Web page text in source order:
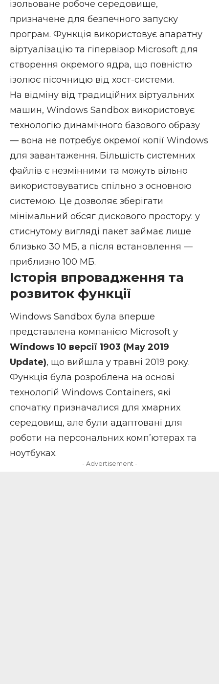
ізольоване робоче середовище,
призначене для безпечного запуску
програм. Функція використовує апаратну
віртуалізацію та гіпервізор Microsoft для
створення окремого ядра, що повністю
ізолює пісочницю від хост-системи.
На відміну від традиційних віртуальних
машин, Windows Sandbox використовує
технологію динамічного базового образу
— вона не потребує окремої копії Windows
для завантаження. Більшість системних
файлів є незмінними та можуть вільно
використовуватись спільно з основною
системою. Це дозволяє зберігати
мінімальний обсяг дискового простору: у
стиснутому вигляді пакет займає лише
близько 30 МБ, а після встановлення —
приблизно 100 МБ.
Історія впровадження та
розвиток функції
Windows Sandbox була вперше
представлена компанією Microsoft у
Windows 10 версії 1903 (May 2019
Update), що вийшла у травні 2019 року.
Функція була розроблена на основі
технологій Windows Containers, які
спочатку призначалися для хмарних
середовищ, але були адаптовані для
роботи на персональних комп’ютерах та
ноутбуках.
- Advertisement -